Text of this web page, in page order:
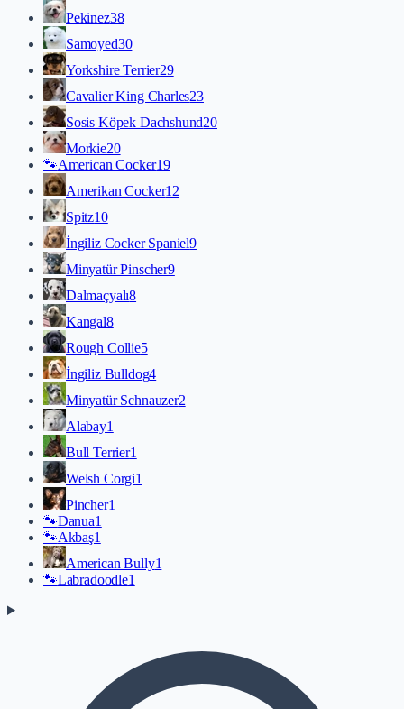
Pekinez38
Samoyed30
Yorkshire Terrier29
Cavalier King Charles23
Sosis Köpek Dachshund20
Morkie20
🐾American Cocker19
Amerikan Cocker12
Spitz10
İngiliz Cocker Spaniel9
Minyatür Pinscher9
Dalmaçyalı8
Kangal8
Rough Collie5
İngiliz Bulldog4
Minyatür Schnauzer2
Alabay1
Bull Terrier1
Welsh Corgi1
Pincher1
🐾Danua1
🐾Akbaş1
American Bully1
🐾Labradoodle1